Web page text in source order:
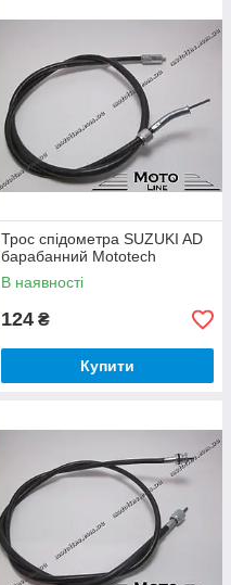
Трос спідометра SUZUKI AD
барабанний Mototech
В наявності
124 ₴
Купити